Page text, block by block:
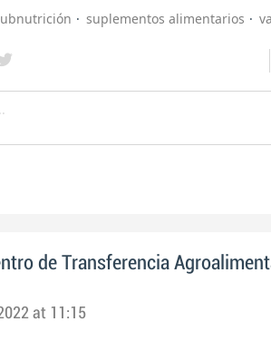
suplementos alimentarios
de Transferencia
at 11:15